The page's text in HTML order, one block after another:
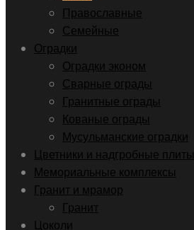
Православные
Семейные
Оградки
Оградки эконом
Сварные ограды
Гранитные ограды
Кованые ограды
Мусульманские оградки
Цветники и надгробные плиты
Мемориальные комплексы
Гранит и мрамор
Гранит
Цоколи